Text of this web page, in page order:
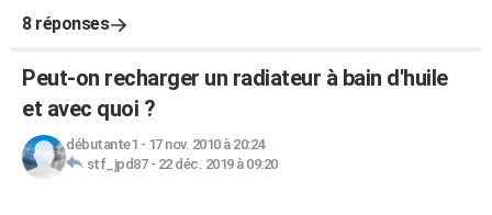
8 réponses
Peut-on recharger un radiateur à bain d'huile
et avec quoi ?
débutante1 - 17 nov. 2010 à 20:24
stf_jpd87- 22 déc. 2019 à 09:20